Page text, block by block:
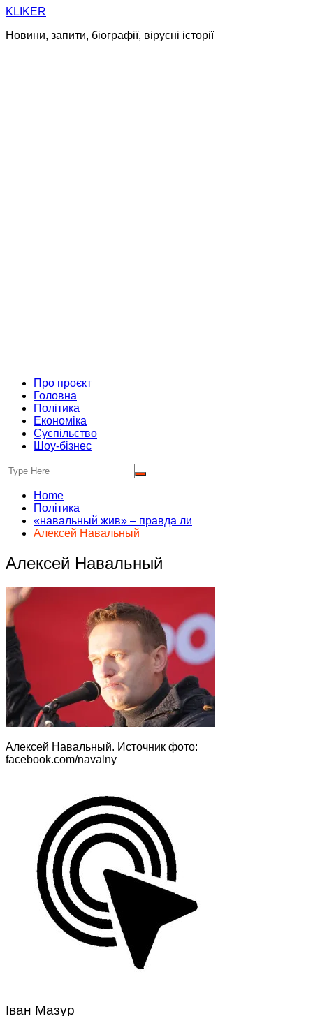
Skip
content
KLIKER
Новини, запити, біографії, вірусні історії
Про проєкт
Головна
Політика
Економіка
Суспільство
Шоу-бізнес
Home
Політика
«навальный жив» – правда ли
Алексей Навальный
Алексей Навальный
Алексей Навальный. Источник фото:
facebook.com/navalny
Іван Мазур